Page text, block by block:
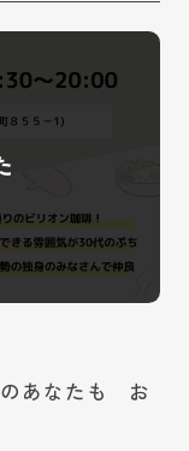
のあなたも お